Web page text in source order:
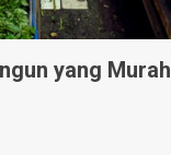
yang Murah